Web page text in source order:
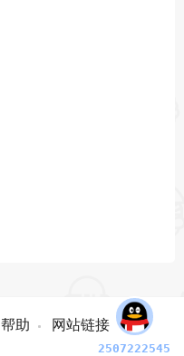
帮助
网站链接
2507222545